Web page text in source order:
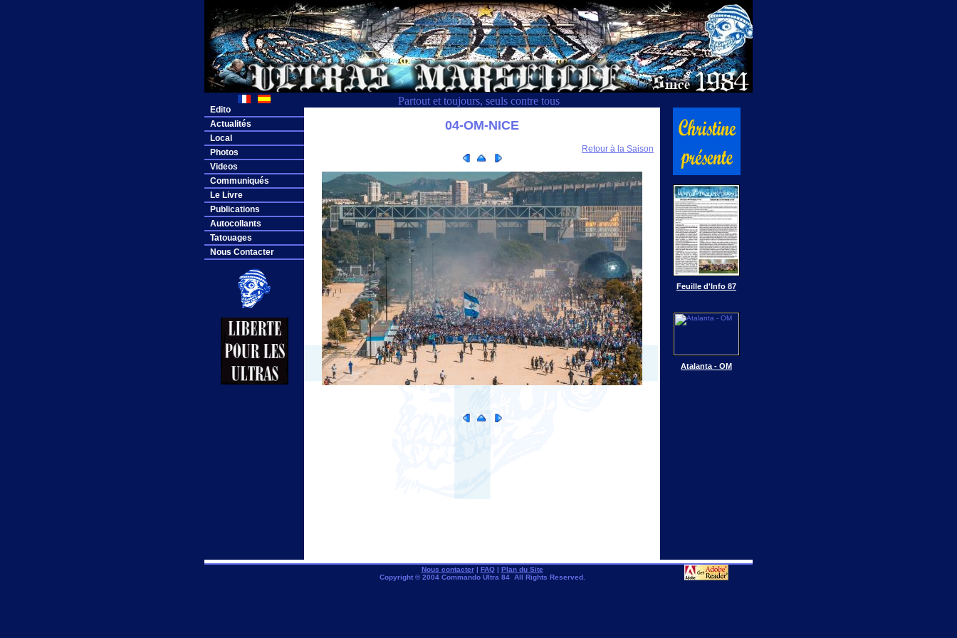
Partout et toujours, seuls contre tous
Edito
Actualités
Local
Photos
Videos
Communiqués
Le Livre
Publications
Autocollants
Tatouages
Nous Contacter
04-OM-NICE
Retour à la Saison
Feuille d'Info 87
Atalanta - OM
Nous contacter| FAQ| Plan du Site
Copyright © 2004 Commando Ultra 84 All Rights Reserved.